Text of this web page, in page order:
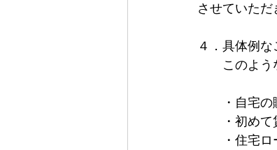
させていただ
４．具体例な
このような
・自宅の購
・初めて賃
・住宅ロー